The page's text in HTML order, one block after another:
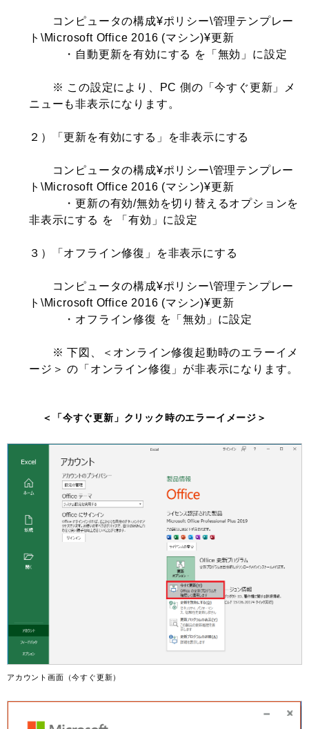
コンピュータの構成¥ポリシー\管理テンプレー
ト\Microsoft Office 2016 (マシン)¥更新
・自動更新を有効にする を「無効」に設定
※ この設定により、PC 側の「今すぐ更新」メ
ニューも非表示になります。
２）「更新を有効にする」を非表示にする
コンピュータの構成¥ポリシー\管理テンプレー
ト\Microsoft Office 2016 (マシン)¥更新
・更新の有効/無効を切り替えるオプションを
非表示にする を 「有効」に設定
３）「オフライン修復」を非表示にする
コンピュータの構成¥ポリシー\管理テンプレー
ト\Microsoft Office 2016 (マシン)¥更新
・オフライン修復 を「無効」に設定
※ 下図、＜オンライン修復起動時のエラーイメ
ージ＞ の「オンライン修復」が非表示になります。
＜「今すぐ更新」クリック時のエラーイメージ＞
アカウント画面（今すぐ更新）